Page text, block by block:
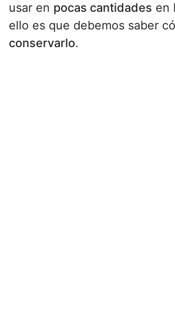
usar en pocas cantidades en
ello es que debemos saber
conservarlo.